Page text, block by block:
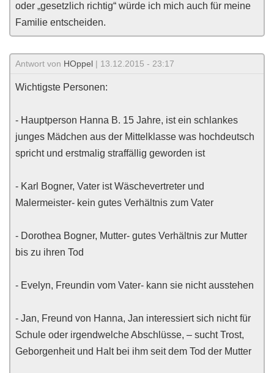
oder „gesetzlich richtig“ würde ich mich auch für meine
Familie entscheiden.
Antwort von HOppel | 13.12.2015 - 23:17
Wichtigste Personen:
- Hauptperson Hanna B. 15 Jahre, ist ein schlankes
junges Mädchen aus der Mittelklasse was hochdeutsch
spricht und erstmalig straffällig geworden ist
- Karl Bogner, Vater ist Wäschevertreter und
Malermeister- kein gutes Verhältnis zum Vater
- Dorothea Bogner, Mutter- gutes Verhältnis zur Mutter
bis zu ihren Tod
- Evelyn, Freundin vom Vater- kann sie nicht ausstehen
- Jan, Freund von Hanna, Jan interessiert sich nicht für
Schule oder irgendwelche Abschlüsse, – sucht Trost,
Geborgenheit und Halt bei ihm seit dem Tod der Mutter